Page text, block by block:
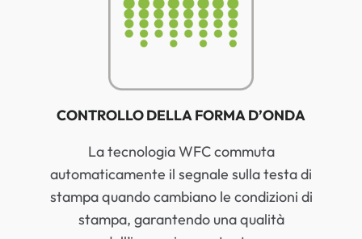
CONTROLLO DELLA FORMA D’ONDA
La tecnologia WFC commuta
automaticamente il segnale sulla testa di
stampa quando cambiano le condizioni di
stampa, garantendo una qualità